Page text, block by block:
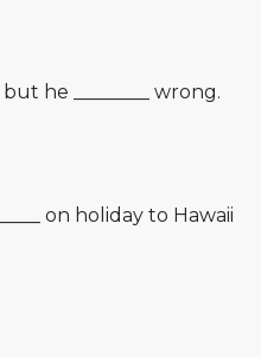
he ________ wrong.
on holiday to Hawaii